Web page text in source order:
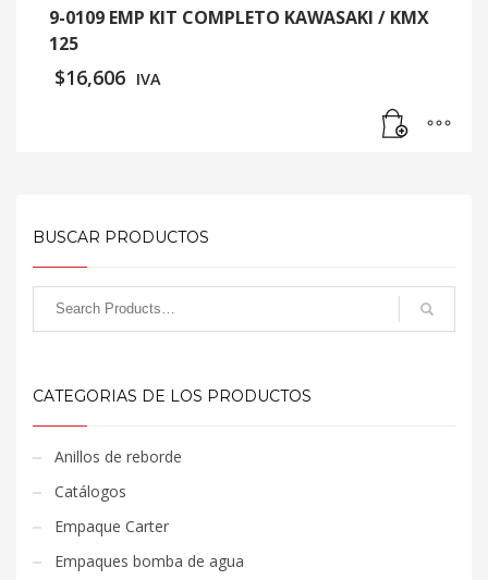
9-0109 EMP KIT COMPLETO KAWASAKI / KMX
125
$16,606 IVA
BUSCAR PRODUCTOS
CATEGORIAS DE LOS PRODUCTOS
Anillos de reborde
Catálogos
Empaque Carter
Empaques bomba de agua